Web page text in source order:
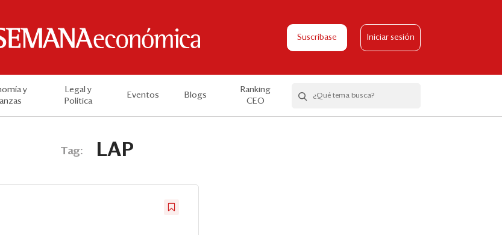
Suscríbase Iniciar sesión
y
Legal y
Política
Eventos Blogs
Ranking
CEO
Tag: LAP